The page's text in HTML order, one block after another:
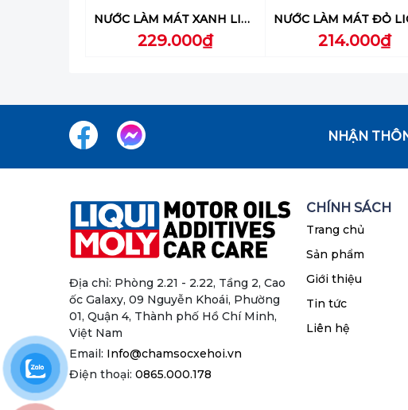
NƯỚC LÀM MÁT XANH LIQUI MOLY KFS 11- 1380
229.000₫ 214.000₫
NHẬN
Địa chỉ: Phòng 2.21 - 2.22, Tầng 2, Cao
ốc Galaxy, 09 Nguyễn Khoái, Phường
01, Quận 4, Thành phố Hồ Chí Minh,
Việt Nam
Email: Info@chamsocxehoi.vn
Điện thoại: 0865.000.178
CHÍNH SÁCH
Trang chủ
Sản phẩm
Giới thiệu
Tin tức
Liên hệ